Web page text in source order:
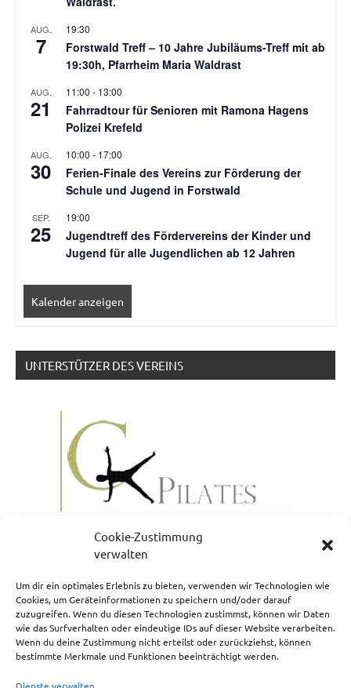
Cookie-Zustimmung
verwalten
Um dir ein optimales Erlebnis zu bieten, verwenden wir Technologien wie
Cookies, um Geräteinformationen zu speichern und/oder darauf
zuzugreifen. Wenn du diesen Technologien zustimmst, können wir Daten
wie das Surfverhalten oder eindeutige IDs auf dieser Website verarbeiten.
Wenn du deine Zustimmung nicht erteilst oder zurückziehst, können
bestimmte Merkmale und Funktionen beeinträchtigt werden.
AUG.
7
19:30
Forstwald Treff – 10 Jahre Jubiläums-Treff mit ab
19:30h, Pfarrheim Maria Waldrast
AUG.
21
11:00 - 13:00
Fahrradtour für Senioren mit Ramona Hagens
Polizei Krefeld
AUG.
30
10:00 - 17:00
Ferien-Finale des Vereins zur Förderung der
Schule und Jugend in Forstwald
SEP.
25
19:00
Jugendtreff des Fördervereins der Kinder und
Jugend für alle Jugendlichen ab 12 Jahren
Kalender anzeigen
UNTERSTÜTZER DES VEREINS
NEWSLETTERANMELDUNG